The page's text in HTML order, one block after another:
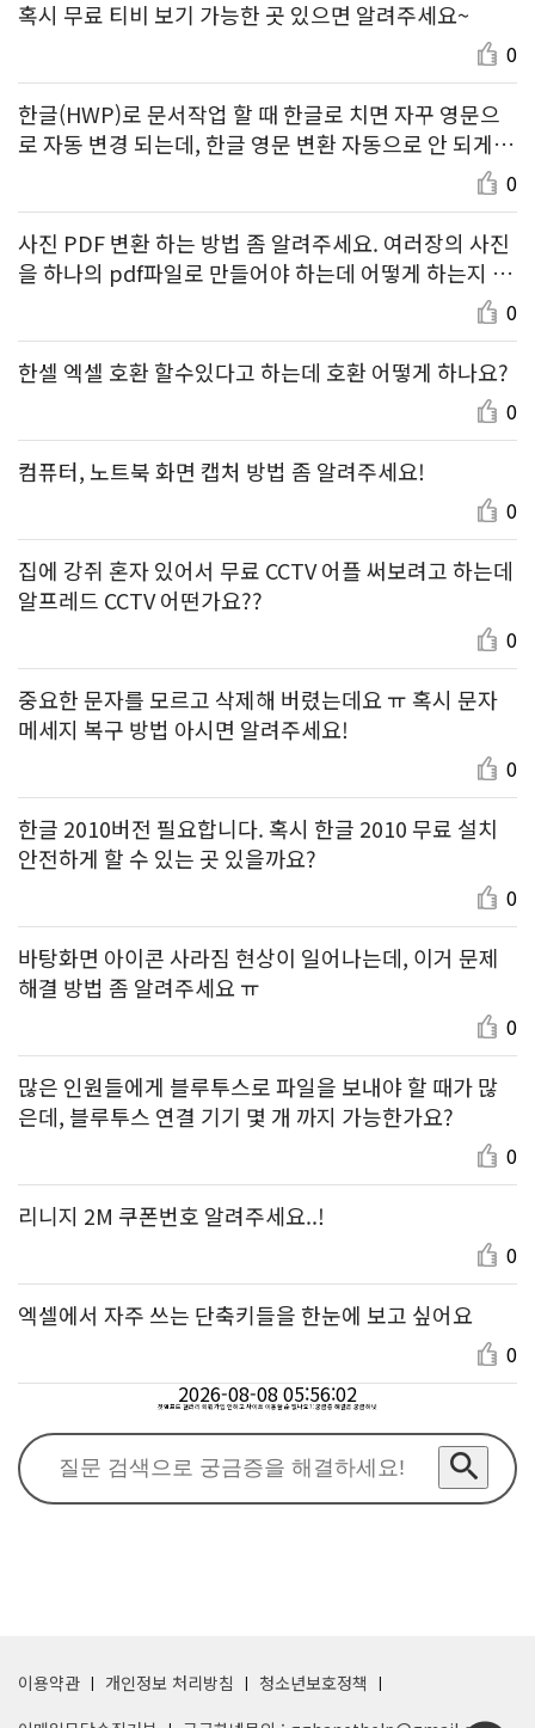
혹시 무료 티비 보기 가능한 곳 있으면 알려주세요~
0
한글(HWP)로 문서작업 할 때 한글로 치면 자꾸 영문으
로 자동 변경 되는데, 한글 영문 변환 자동으로 안 되게
0
사진 PDF 변환 하는 방법 좀 알려주세요. 여러장의 사진
을 하나의 pdf파일로 만들어야 하는데 어떻게 하는지 모
0
한셀 엑셀 호환 할수있다고 하는데 호환 어떻게 하나요?
0
컴퓨터, 노트북 화면 캡처 방법 좀 알려주세요!
0
집에 강쥐 혼자 있어서 무료 CCTV 어플 써보려고 하는데
알프레드 CCTV 어떤가요??
0
중요한 문자를 모르고 삭제해 버렸는데요 ㅠ 혹시 문자
메세지 복구 방법 아시면 알려주세요!
0
한글 2010버전 필요합니다. 혹시 한글 2010 무료 설치
안전하게 할 수 있는 곳 있을까요?
0
바탕화면 아이콘 사라짐 현상이 일어나는데, 이거 문제
해결 방법 좀 알려주세요 ㅠ
0
많은 인원들에게 블루투스로 파일을 보내야 할 때가 많
은데, 블루투스 연결 기기 몇 개 까지 가능한가요?
0
리니지 2M 쿠폰번호 알려주세요..!
0
엑셀에서 자주 쓰는 단축키들을 한눈에 보고 싶어요
0
2026-08-08 05:56:02
겟앰프드 갤러리 회원가입 안하고 사이트 이용할 순 없나요? : 궁금증 해결은 궁금하넷
이용약관 개인정보 처리방침
청소년보호정책